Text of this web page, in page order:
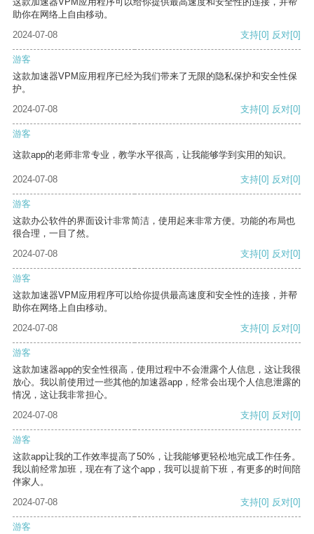
助你在网络上自由移动。
2024-07-08
支持[0] 反对[0]
游客
这款加速器VPM应用程序已经为我们带来了无限的隐私保护和安全性保
护。
2024-07-08
支持[0] 反对[0]
游客
这款app的老师非常专业，教学水平很高，让我能够学到实用的知识。
2024-07-08 支持[0] 反对[0]
游客
这款办公软件的界面设计非常简洁，使用起来非常方便。功能的布局也
很合理，一目了然。
2024-07-08
支持[0] 反对[0]
游客
这款加速器VPM应用程序可以给你提供最高速度和安全性的连接，并帮
助你在网络上自由移动。
2024-07-08
支持[0] 反对[0]
游客
这款加速器app的安全性很高，使用过程中不会泄露个人信息，这让我很
放心。我以前使用过一些其他的加速器app，经常会出现个人信息泄露的
情况，这让我非常担心。
2024-07-08
支持[0] 反对[0]
游客
这款app让我的工作效率提高了50%，让我能够更轻松地完成工作任务。
我以前经常加班，现在有了这个app，我可以提前下班，有更多的时间陪
伴家人。
2024-07-08
支持[0] 反对[0]
游客